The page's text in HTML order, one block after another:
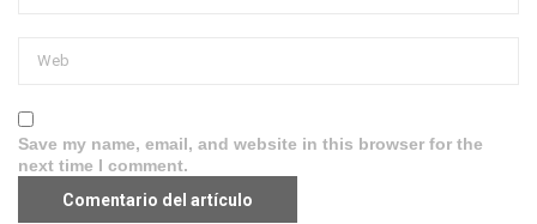
Save my name, email, and website in this browser for the
next time I comment.